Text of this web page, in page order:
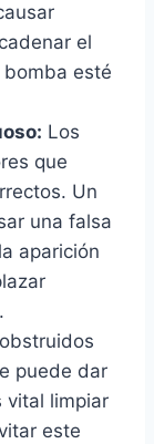
el
esté
Los
que
Un
una falsa
aparición
puede dar
vital limpiar
este